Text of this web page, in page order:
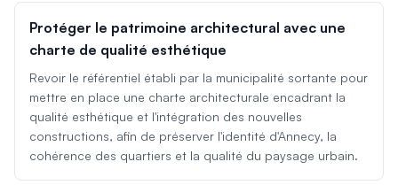
Protéger le patrimoine architectural avec une
charte de qualité esthétique
Revoir le référentiel établi par la municipalité sortante pour
mettre en place une charte architecturale encadrant la
qualité esthétique et l'intégration des nouvelles
constructions, afin de préserver l'identité d'Annecy, la
cohérence des quartiers et la qualité du paysage urbain.